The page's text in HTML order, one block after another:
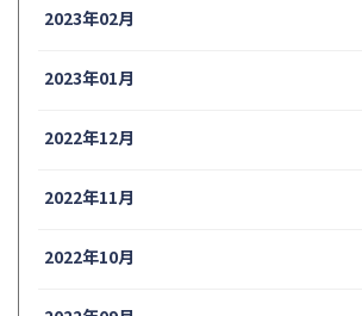
2023年02月
2023年01月
2022年12月
2022年11月
2022年10月